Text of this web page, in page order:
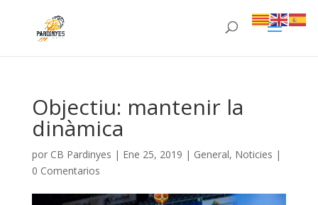
Objectiu: mantenir la
dinàmica
por CB Pardinyes | Ene 25, 2019 | General, Noticies |
0 Comentarios